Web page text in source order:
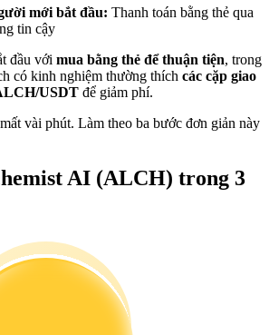
mới bắt đầu: Thanh toán bằng thẻ qua
tin cậy
đầu với mua bằng thẻ để thuận tiện, trong
có kinh nghiệm thường thích các cặp giao
USDT để giảm phí.
vài phút. Làm theo ba bước đơn giản này
AI (ALCH) trong 3